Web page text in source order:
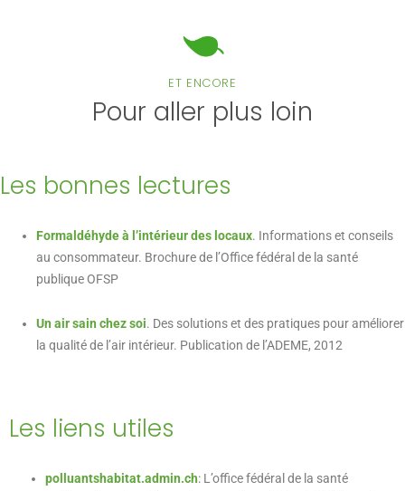
ET ENCORE
Pour aller plus loin
Les bonnes lectures
Formaldéhyde à l’intérieur des locaux. Informations et conseils
au consommateur. Brochure de l’Office fédéral de la santé
publique OFSP
Un air sain chez soi. Des solutions et des pratiques pour améliorer
la qualité de l’air intérieur. Publication de l’ADEME, 2012
Les liens utiles
polluantshabitat.admin.ch: L’office fédéral de la santé